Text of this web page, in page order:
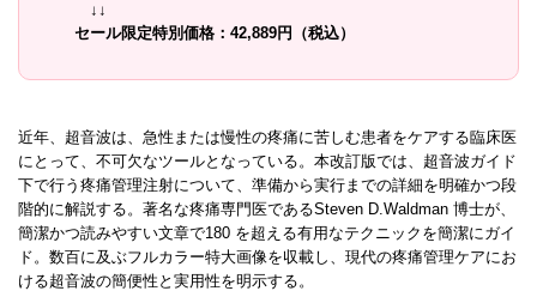
↓↓
セール限定特別価格：42,889円（税込）
近年、超音波は、急性または慢性の疼痛に苦しむ患者をケアする臨床医
にとって、不可欠なツールとなっている。本改訂版では、超音波ガイド
下で行う疼痛管理注射について、準備から実行までの詳細を明確かつ段
階的に解説する。著名な疼痛専門医であるSteven D.Waldman 博士が、
簡潔かつ読みやすい文章で180 を超える有用なテクニックを簡潔にガイ
ド。数百に及ぶフルカラー特大画像を収載し、現代の疼痛管理ケアにお
ける超音波の簡便性と実用性を明示する。